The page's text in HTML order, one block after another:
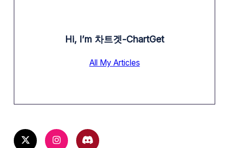
Hi, I’m 차트겟-ChartGet
All My Articles